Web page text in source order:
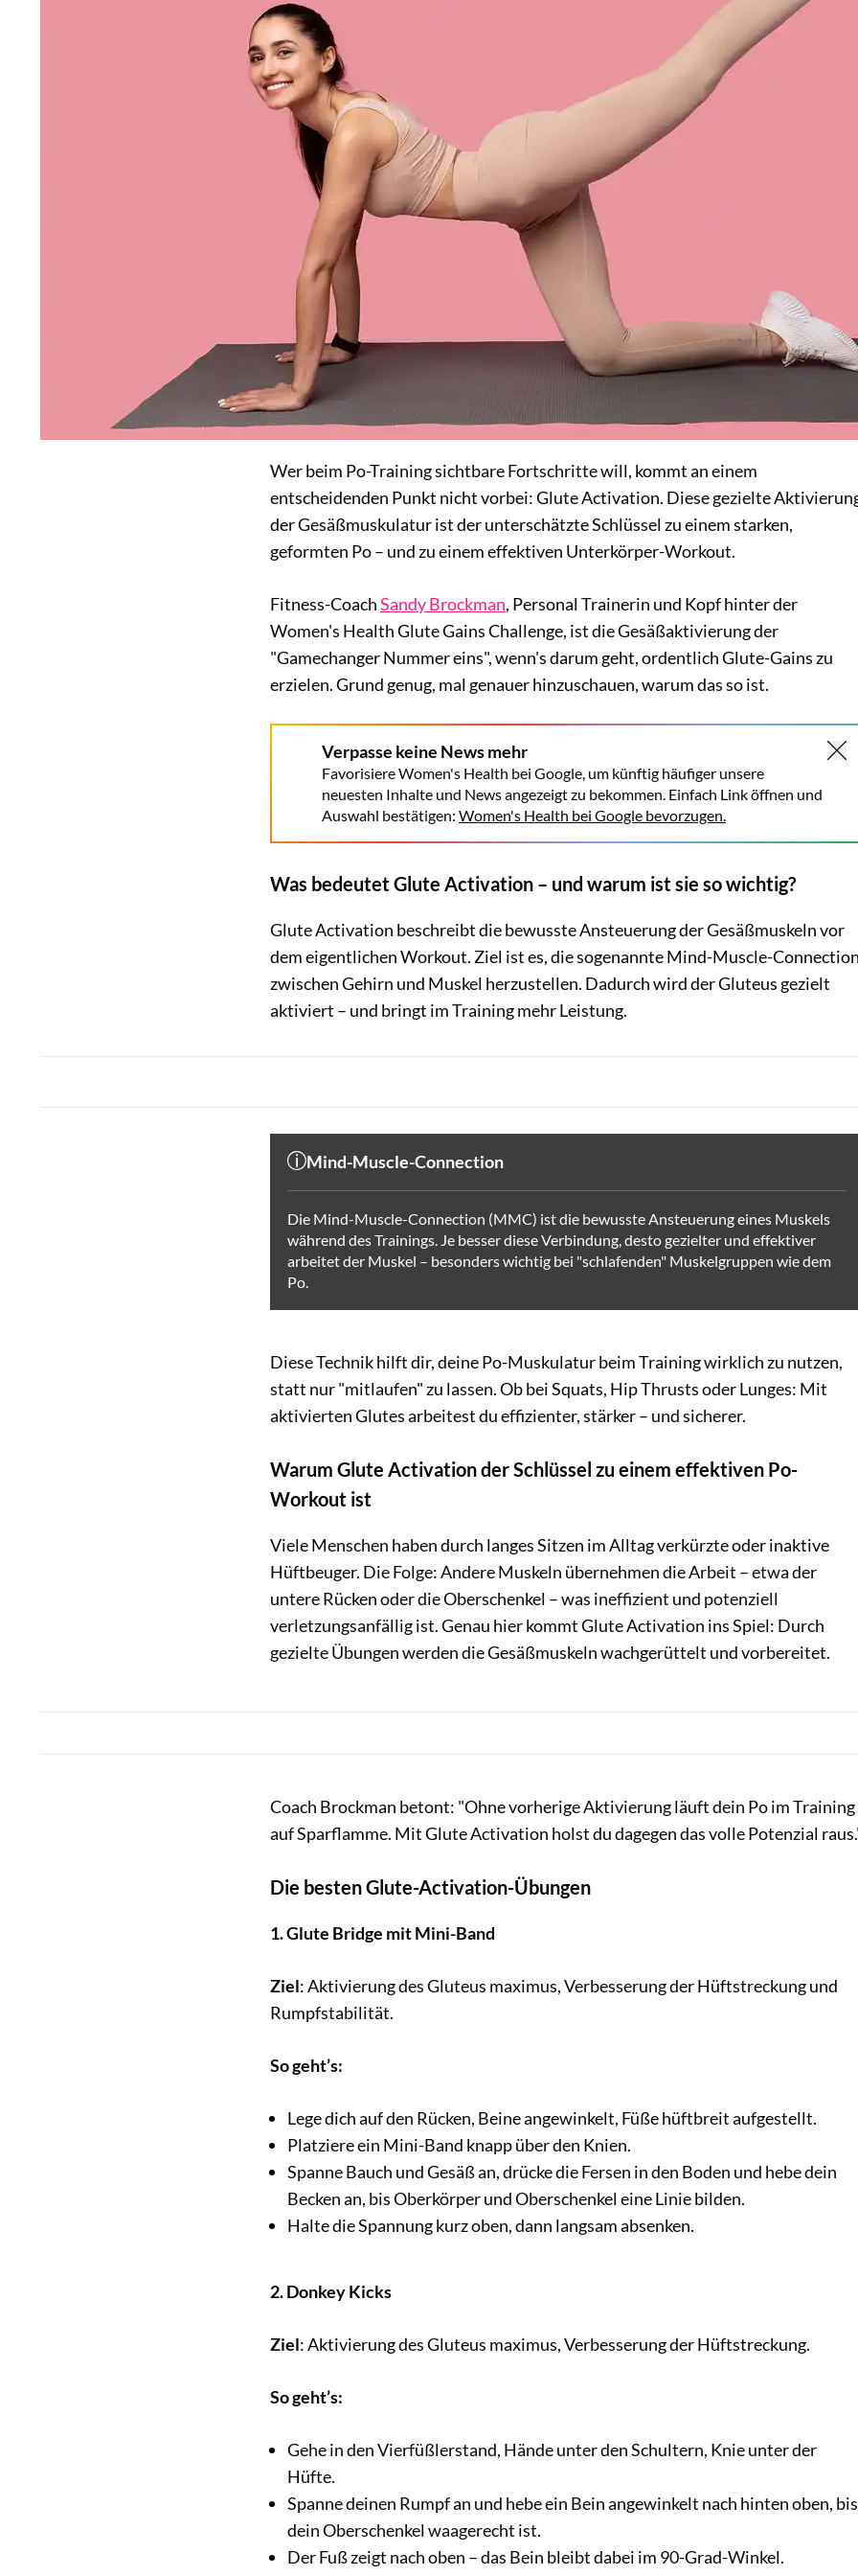
Wer beim Po-Training sichtbare Fortschritte will, kommt an einem
entscheidenden Punkt nicht vorbei: Glute Activation. Diese gezielte
der Gesäßmuskulatur ist der unterschätzte Schlüssel zu einem starken,
geformten Po – und zu einem effektiven Unterkörper-Workout.
Fitness-CoachSandy Brockman, Personal Trainerin und Kopf hinter der
Women's Health Glute Gains Challenge, ist die Gesäßaktivierung der
"Gamechanger Nummer eins", wenn's darum geht, ordentlich Glute-Gains zu
erzielen. Grund genug, mal genauer hinzuschauen, warum das so ist.
Verpasse keine News mehr
Favorisiere Women's Health bei Google, um künftig häufiger unsere
neuesten Inhalte und News angezeigt zu bekommen. Einfach Link öffnen und
Auswahl bestätigen: Women's Health bei Google bevorzugen.
Was bedeutet Glute Activation – und warum ist sie so wichtig?
Glute Activation beschreibt die bewusste Ansteuerung der Gesäßmuskeln vor
dem eigentlichen Workout. Ziel ist es, die sogenannte Mind-Muscle-Connection
zwischen Gehirn und Muskel herzustellen. Dadurch wird der Gluteus gezielt
aktiviert – und bringt im Training mehr Leistung.
Mind-Muscle-Connection
Die Mind-Muscle-Connection (MMC) ist die bewusste Ansteuerung eines Muskels
während des Trainings. Je besser diese Verbindung, desto gezielter und effektiver
arbeitet der Muskel – besonders wichtig bei "schlafenden" Muskelgruppen wie dem
Po.
Diese Technik hilft dir, deine Po-Muskulatur beim Training wirklich zu nutzen,
statt nur "mitlaufen" zu lassen. Ob bei Squats, Hip Thrusts oder Lunges: Mit
aktivierten Glutes arbeitest du effizienter, stärker – und sicherer.
Warum Glute Activation der Schlüssel zu einem effektiven Po-
Workout ist
Viele Menschen haben durch langes Sitzen im Alltag verkürzte oder inaktive
Hüftbeuger. Die Folge: Andere Muskeln übernehmen die Arbeit – etwa der
untere Rücken oder die Oberschenkel – was ineffizient und potenziell
verletzungsanfällig ist. Genau hier kommt Glute Activation ins Spiel: Durch
gezielte Übungen werden die Gesäßmuskeln wachgerüttelt und vorbereitet.
Coach Brockman betont: "Ohne vorherige Aktivierung läuft dein Po im Training
auf Sparflamme. Mit Glute Activation holst du dagegen das volle Potenzial
Die besten Glute-Activation-Übungen
1. Glute Bridge mit Mini-Band
Ziel: Aktivierung des Gluteus maximus, Verbesserung der Hüftstreckung und
Rumpfstabilität.
So geht’s:
Lege dich auf den Rücken, Beine angewinkelt, Füße hüftbreit aufgestellt.
Platziere ein Mini-Band knapp über den Knien.
Spanne Bauch und Gesäß an, drücke die Fersen in den Boden und hebe dein
Becken an, bis Oberkörper und Oberschenkel eine Linie bilden.
Halte die Spannung kurz oben, dann langsam absenken.
2. Donkey Kicks
Ziel: Aktivierung des Gluteus maximus, Verbesserung der Hüftstreckung.
So geht’s:
Gehe in den Vierfüßlerstand, Hände unter den Schultern, Knie unter der
Hüfte.
Spanne deinen Rumpf an und hebe ein Bein angewinkelt nach hinten oben, bis
dein Oberschenkel waagerecht ist.
Der Fuß zeigt nach oben – das Bein bleibt dabei im 90-Grad-Winkel.